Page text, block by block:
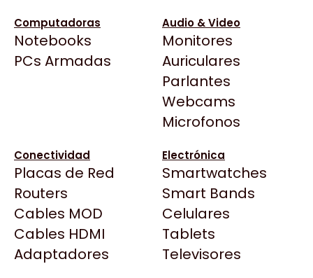
Computadoras
Notebooks
PCs Armadas
Audio & Video
Monitores
Auriculares
Parlantes
Webcams
Microfonos
Conectividad
Placas de Red
Routers
Cables MOD
Cables HDMI
Adaptadores
Electrónica
Smartwatches
Smart Bands
Celulares
Tablets
Televisores
BenQ
CX
Cooler Master
Deepcool
Dell
EVGA
Gamemax
Genesis
Genius
Todas las Tiendas
Click Gaming
Compufan Store
Dinobyte
Full H4rd
Gaming City
Gezatek
Ver producto en la página de Max Tecno